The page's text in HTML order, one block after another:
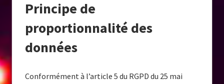
Principe de
proportionnalité des
données
Conformément à l’article 5 du RGPD du 25 mai